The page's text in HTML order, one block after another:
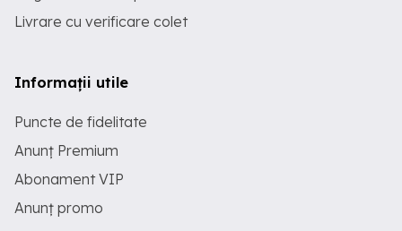
Livrare cu verificare colet
Informații utile
Puncte de fidelitate
Anunț Premium
Abonament VIP
Anunț promo